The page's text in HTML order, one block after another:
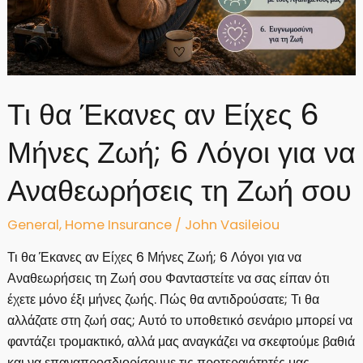
Τι θα Έκανες αν Είχες 6
Μήνες Ζωή; 6 Λόγοι για να
Αναθεωρήσεις τη Ζωή σου
General, Home Insurance/ John Vasileiou
Τι θα Έκανες αν Είχες 6 Μήνες Ζωή; 6 Λόγοι για να
Αναθεωρήσεις τη Ζωή σου Φανταστείτε να σας είπαν ότι
έχετε μόνο έξι μήνες ζωής. Πώς θα αντιδρούσατε; Τι θα
αλλάζατε στη ζωή σας; Αυτό το υποθετικό σενάριο μπορεί να
φαντάζει τρομακτικό, αλλά μας αναγκάζει να σκεφτούμε βαθιά